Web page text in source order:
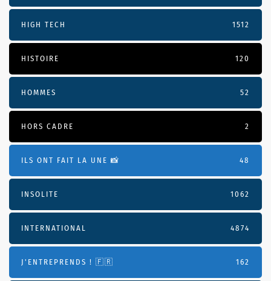
HIGH TECH 1512
HISTOIRE 120
HOMMES 52
HORS CADRE 2
ILS ONT FAIT LA UNE 📸 48
INSOLITE 1062
INTERNATIONAL 4874
J'ENTREPRENDS ! 🇫🇷 162